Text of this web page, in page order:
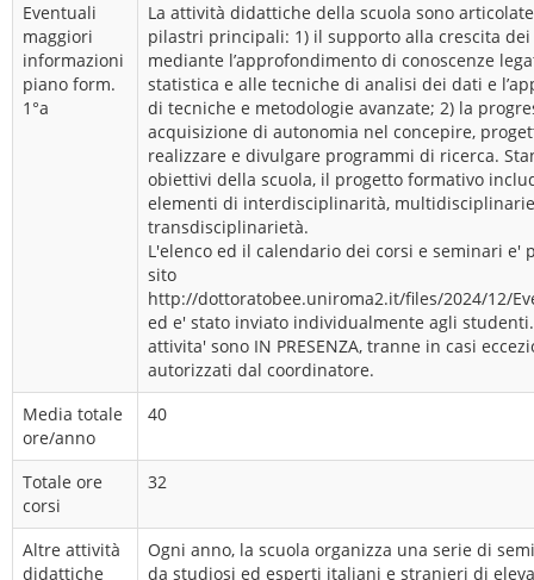
Eventuali
maggiori
informazioni
piano form.
1°a
La attività didattiche della scuola sono
pilastri principali: 1) il supporto alla crescita
mediante l’approfondimento di conoscenze
statistica e alle tecniche di analisi dei dati e
di tecniche e metodologie avanzate; 2) la
acquisizione di autonomia nel concepire,
realizzare e divulgare programmi di ricerca.
obiettivi della scuola, il progetto formativo
elementi di interdisciplinarità,
transdisciplinarietà.
L'elenco ed il calendario dei corsi e seminari e'
sito
http://dottoratobee.uniroma2.it/files/2024/12/
ed e' stato inviato individualmente agli
attivita' sono IN PRESENZA, tranne in casi
autorizzati dal coordinatore.
Media totale
ore/anno
40
Totale ore
corsi
32
Altre attività
didattiche
Ogni anno, la scuola organizza una serie di
da studiosi ed esperti italiani e stranieri di